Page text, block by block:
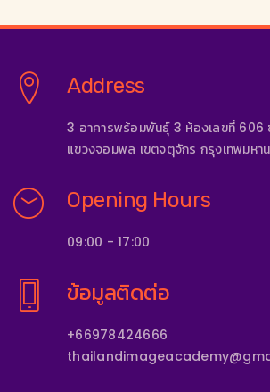
Address
3 อาคารพร้อมพันธุ์ 3 ห้องเลขที่ 606
แขวงจอมพล เขตจตุจักร กรุงเทพมหา
Opening Hours
09:00 - 17:00
ข้อมูลติดต่อ
+66978424666